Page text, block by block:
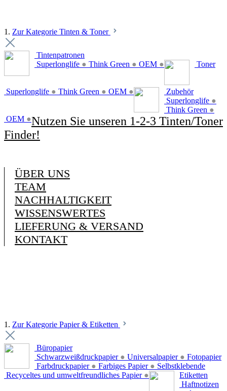
1. Zur Kategorie Tinten & Toner
Tintenpatronen
Superlonglife ● Think Green ● OEM ● Toner
Superlonglife ● Think Green ● OEM ●
Zubehör
Superlonglife ●
Think Green ●
OEM ●Nutzen Sie unseren 1-2-3 Tinten/Toner
Finder!
ÜBER UNS
TEAM
NACHHALTIGKEIT
WISSENSWERTES
LIEFERUNG & VERSAND
KONTAKT
1. Zur Kategorie Papier & Etiketten
Büropapier
Schwarzweißdruckpapier ● Universalpapier ●
Farbdruckpapier ● Farbiges Papier ●
Recyceltes und umweltfreundliches Papier ●
Fotopapier
Selbstklebende
Etiketten
Haftnotizen